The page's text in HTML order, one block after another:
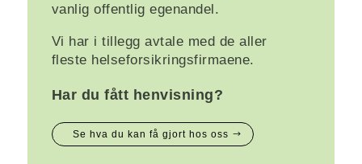
vanlig offentlig egenandel.
Vi har i tillegg avtale med de aller
fleste helseforsikringsfirmaene.
Har du fått henvisning?
Se hva du kan få gjort hos oss